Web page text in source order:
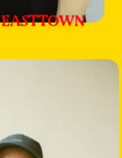
EASTTOWN